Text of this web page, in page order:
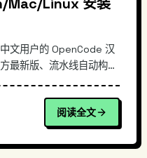
文用户的 OpenCode 汉
最新版、流水线自动构建
CD 构建、跨平台打包与发
示例，帮助你快速评估它
阅读全文